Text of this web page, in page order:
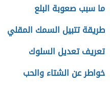
ما سبب صعوبة البلع
طريقة تتبيل السمك المقلي
تعريف تعديل السلوك
خواطر عن الشتاء والحب